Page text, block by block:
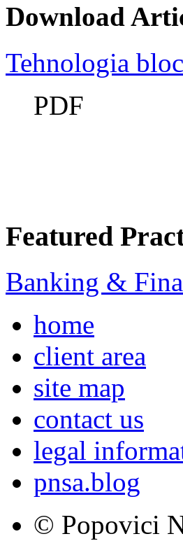
Download
Tehnologia
PDF
Featured
Banking &
home
client area
site map
contact us
legal
pnsa.blog
© Popovici